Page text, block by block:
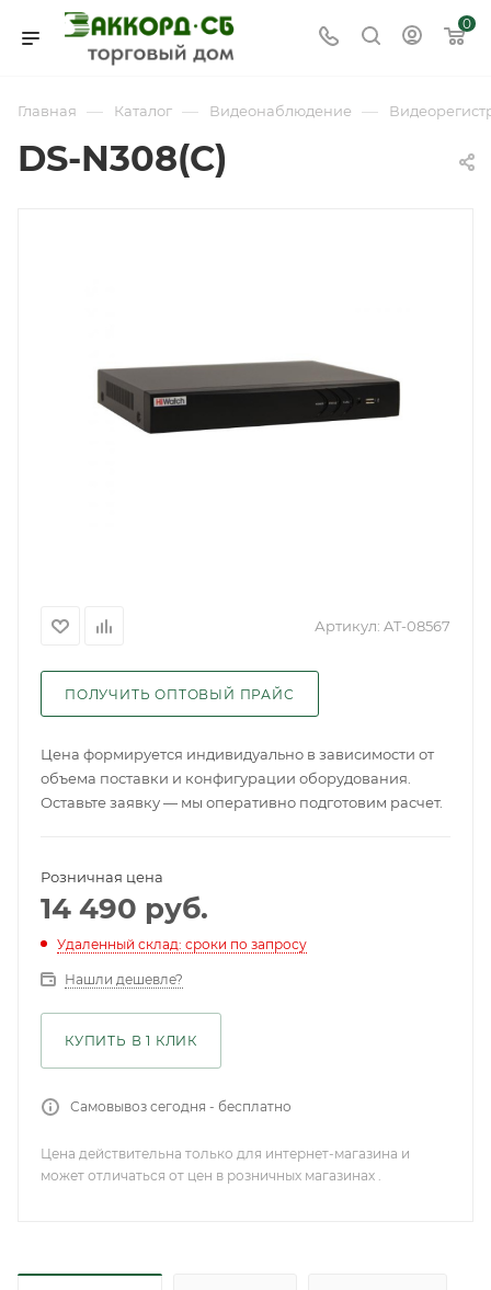
0
Главная — Каталог — Видеонаблюдение —
DS-N308(C)
Артикул: AT-08567
ПОЛУЧИТЬ ОПТОВЫЙ ПРАЙС
Цена формируется индивидуально в зависимости от
объема поставки и конфигурации оборудования.
Оставьте заявку — мы оперативно подготовим расчет.
Розничная цена
14 490 руб.
Удаленный склад: сроки по запросу
Нашли дешевле?
КУПИТЬ В 1 КЛИК
Самовывоз сегодня - бесплатно
Цена действительна только для интернет-магазина и
может отличаться от цен в розничных магазинах .